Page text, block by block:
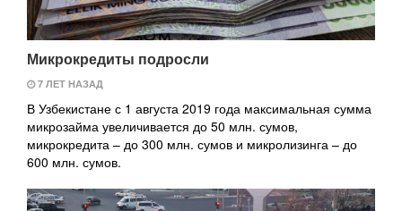
Микрокредиты подросли
7 ЛЕТ НАЗАД
В Узбекистане с 1 августа 2019 года максимальная сумма
микрозайма увеличивается до 50 млн. сумов,
микрокредита – до 300 млн. сумов и микролизинга – до
600 млн. сумов.